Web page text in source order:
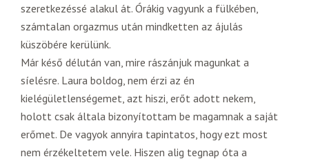
szeretkezéssé alakul át. Órákig vagyunk a fülkében,
számtalan orgazmus után mindketten az ájulás
küszöbére kerülünk.
Már késő délután van, mire rászánjuk magunkat a
síelésre. Laura boldog, nem érzi az én
kielégületlenségemet, azt hiszi, erőt adott nekem,
holott csak általa bizonyítottam be magamnak a saját
erőmet. De vagyok annyira tapintatos, hogy ezt most
nem érzékeltetem vele. Hiszen alig tegnap óta a